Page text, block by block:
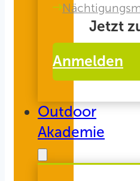
Jetzt
Anmelden
Outdoor
Akademie